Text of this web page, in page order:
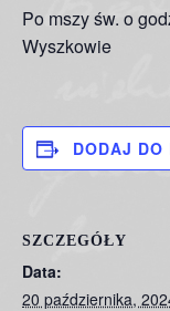
Po mszy św. o
Wyszkowie
DODAJ DO
SZCZEGÓŁY
Data:
20 października,